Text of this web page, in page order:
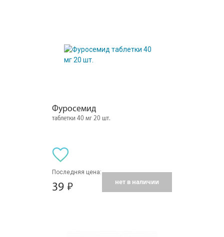
Фуросемид
таблетки 40 мг 20 шт.
Последняя цена:
39 нет в наличии